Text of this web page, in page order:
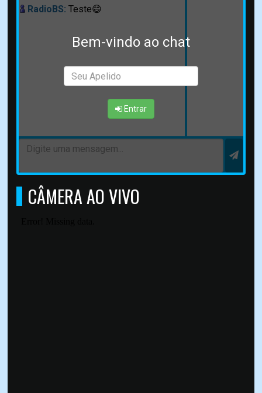
Bem-vindo ao chat
Entrar
RadioBS: Teste😄
CÂMERA AO VIVO